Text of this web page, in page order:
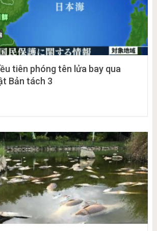
tiên phóng tên lửa bay qua
Bản tách 3